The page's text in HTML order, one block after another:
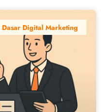
Dasar Digital Marketing